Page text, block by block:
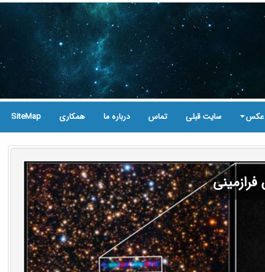
عکس سایت قبلی تماس درباره ما همکاری SiteMap